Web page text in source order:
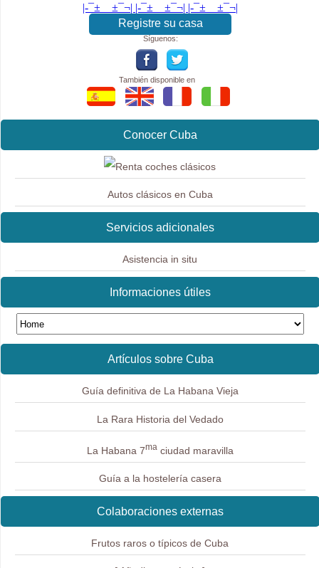
|-¯±­__­±¯¬| |-¯±­__­±¯¬| |-¯±­__­±¯¬|
Registre su casa
Síguenos:
También disponible en
Conocer Cuba
Autos clásicos en Cuba
Servicios adicionales
Asistencia in situ
Informaciones útiles
Artículos sobre Cuba
Guía definitiva de La Habana Vieja
La Rara Historia del Vedado
La Habana 7maciudad maravilla
Guía a la hostelería casera
Colaboraciones externas
Frutos raros o típicos de Cuba